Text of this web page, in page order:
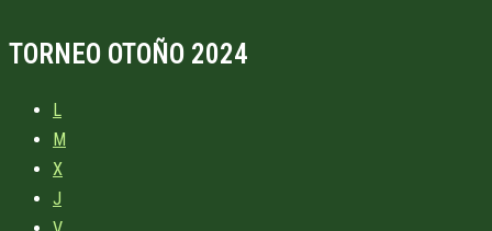
TORNEO OTOÑO 2024
L
M
X
J